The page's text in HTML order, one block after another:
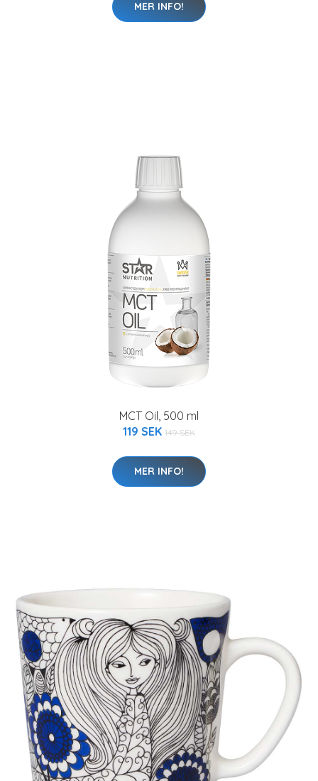
MER INFO!
MCT Oil, 500 ml
119 SEK 149 SEK
MER INFO!